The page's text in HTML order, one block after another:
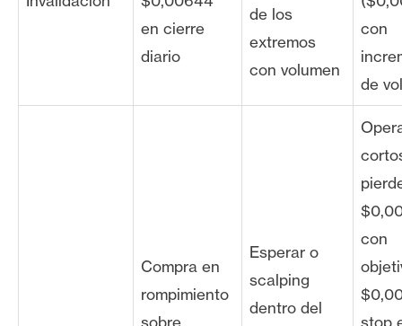
en cierre
diario
de los
extremos
con volumen
con
de
Compra en
rompimiento
sobre
Esperar o
scalping
dentro del
con
stop